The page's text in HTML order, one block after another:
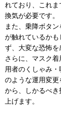
れており、これ
換気が必要です。
また、乗降ボタ
が触れているか
ず、大変な恐怖を
さらに、マスク
用者のくしゃみ
のような運用変
から、しかるべ
上げます。